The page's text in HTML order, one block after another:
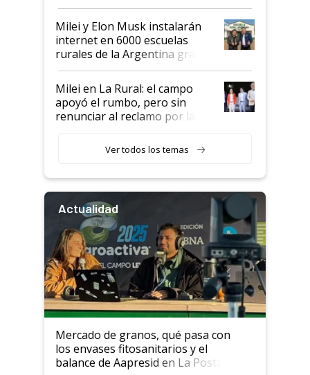
Milei y Elon Musk instalarán
internet en 6000 escuelas
rurales de la Argentina gracias
a un acuerdo con Starlink
Milei en La Rural: el campo
apoyó el rumbo, pero sin
renunciar al reclamo por las
Ver todos los temas
Actualidad
Mercado de granos, qué pasa con
los envases fitosanitarios y el
balance de Aapresid en La Posta